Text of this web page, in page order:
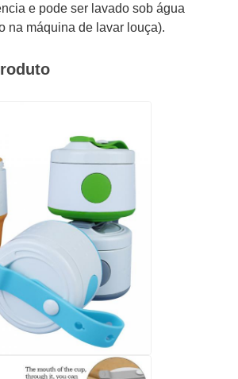
de silicone dobrável
Dobrável
de silicone
e pode ser lavado sob água
na máquina de lavar louça).